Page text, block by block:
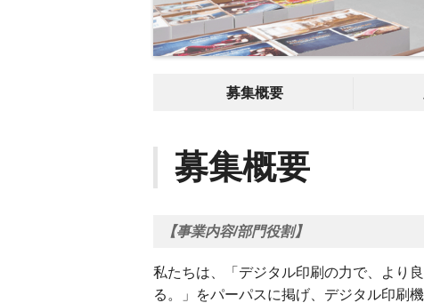
募集概要
募集概要
【事業内容/部門役割】
私たちは、「デジタル印刷の力で、より
る。」をパーパスに掲げ、デジタル印刷